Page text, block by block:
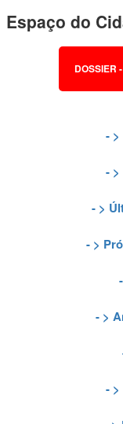
Espaço do
DOSSIER
- >
- >
- >
- >
- >
- >